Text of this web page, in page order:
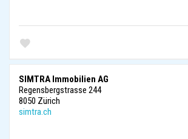
SIMTRA Immobilien AG
Regensbergstrasse 244
8050 Zürich
simtra.ch